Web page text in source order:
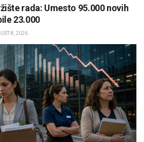
rada: Umesto 95.000 novih
23.000
8, 2026